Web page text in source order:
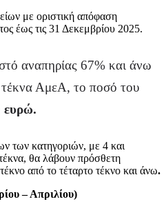
με οριστική απόφαση
έως τις 31 Δεκεμβρίου 2025.
αναπηρίας 67% και άνω
τέκνα ΑμεΑ, το ποσό του
ευρώ.
των κατηγοριών, με 4 και
θα λάβουν πρόσθετη
από το τέταρτο τέκνο και άνω.
– Απριλίου)